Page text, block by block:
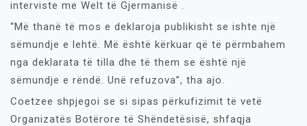
interviste me Welt të Gjermanisë .
“Më thanë të mos e deklaroja publikisht se ishte një
sëmundje e lehtë. Më është kërkuar që të përmbahem
nga deklarata të tilla dhe të them se është një
sëmundje e rëndë. Unë refuzova”, tha ajo.
Coetzee shpjegoi se si sipas përkufizimit të vetë
Organizatës Botërore të Shëndetësisë, shfaqja